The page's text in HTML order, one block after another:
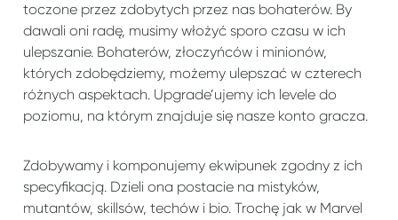
toczone przez zdobytych przez nas bohaterów. By
dawali oni radę, musimy włożyć sporo czasu w ich
ulepszanie. Bohaterów, złoczyńców i minionów,
których zdobędziemy, możemy ulepszać w czterech
różnych aspektach. Upgrade’ujemy ich levele do
poziomu, na którym znajduje się nasze konto gracza.
Zdobywamy i komponujemy ekwipunek zgodny z ich
specyfikacją. Dzieli ona postacie na mistyków,
mutantów, skillsów, techów i bio. Trochę jak w Marvel